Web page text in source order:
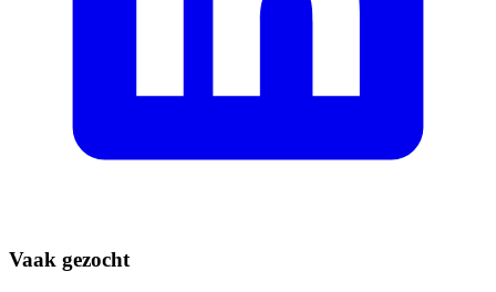
Vaak gezocht